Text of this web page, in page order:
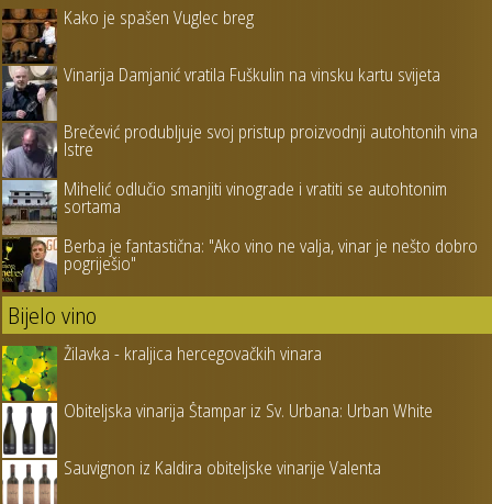
Kako je spašen Vuglec breg
Vinarija Damjanić vratila Fuškulin na vinsku kartu svijeta
Brečević produbljuje svoj pristup proizvodnji autohtonih vina
Istre
Mihelić odlučio smanjiti vinograde i vratiti se autohtonim
sortama
Berba je fantastična: "Ako vino ne valja, vinar je nešto dobro
pogriješio"
Bijelo vino
Žilavka - kraljica hercegovačkih vinara
Obiteljska vinarija Štampar iz Sv. Urbana: Urban White
Sauvignon iz Kaldira obiteljske vinarije Valenta